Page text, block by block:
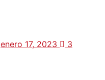
enero 17, 2023 3